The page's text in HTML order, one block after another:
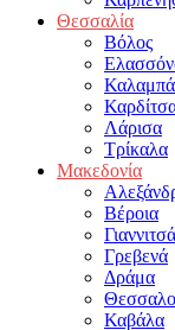
Θεσσαλία
Βόλος
Λάρισα
Τρίκαλα
Μακεδονία
Βέροια
Γιαννιτσά
Γρεβενά
Δράμα
Καβάλα